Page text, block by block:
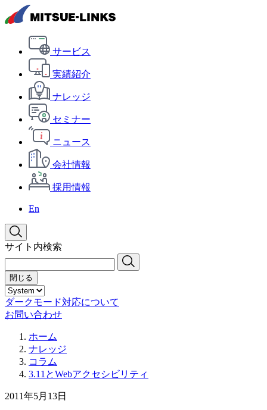
サービス
実績紹介
ナレッジ
セミナー
ニュース
会社情報
採用情報
En
サイト内検索
閉じる
ダークモード対応について
お問い合わせ
ホーム
ナレッジ
コラム
3.11とWebアクセシビリティ
2011年5月13日